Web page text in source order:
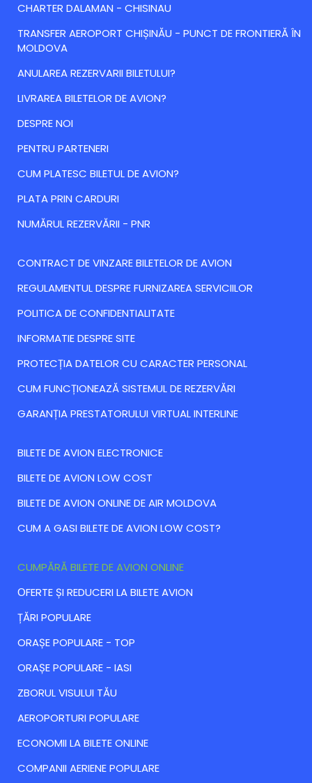
CHARTER DALAMAN - CHISINAU
TRANSFER AEROPORT CHIȘINĂU - PUNCT DE FRONTIERĂ ÎN
MOLDOVA
ANULAREA REZERVARII BILETULUI?
LIVRAREA BILETELOR DE AVION?
DESPRE NOI
PENTRU PARTENERI
CUM PLATESC BILETUL DE AVION?
PLATA PRIN CARDURI
NUMĂRUL REZERVĂRII - PNR
CONTRACT DE VINZARE BILETELOR DE AVION
REGULAMENTUL DESPRE FURNIZAREA SERVICIILOR
POLITICA DE CONFIDENTIALITATE
INFORMATIE DESPRE SITE
PROTECȚIA DATELOR CU CARACTER PERSONAL
CUM FUNCȚIONEAZĂ SISTEMUL DE REZERVĂRI
GARANȚIA PRESTATORULUI VIRTUAL INTERLINE
BILETE DE AVION ELECTRONICE
BILETE DE AVION LOW COST
BILETE DE AVION ONLINE DE AIR MOLDOVA
CUM A GASI BILETE DE AVION LOW COST?
CUMPĂRĂ BILETE DE AVION ONLINE
ОFERTE ȘI REDUCERI LA BILETE AVION
ȚĂRI POPULARE
ORAȘE POPULARE - TOP
ORAȘE POPULARE - IASI
ZBORUL VISULUI TĂU
AEROPORTURI POPULARE
ECONOMII LA BILETE ONLINE
COMPANII AERIENE POPULARE